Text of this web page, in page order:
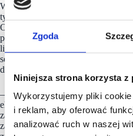
Zgoda
Niniejsza strona korzysta z
Wykorzystujemy pliki
i reklam, aby oferować
analizować ruch w naszej
W Polsce, według danych NFZ
tysiące osób poniżej 17 roku życia
Ostatnie lata przynoszą wzrost
przyczynia się większa
liczba osób w spektrum autyzmu i z
sensorycznymi jest jednak wciąż
dorosłych nadal żyje bez diagnozy.
– W działalności centrów
eliminować przeszkody, które
zakupy, a tym samym tworzyć
zakupowe. To pole, na którym w